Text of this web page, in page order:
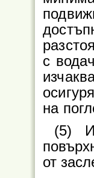
с
на
(5)
от